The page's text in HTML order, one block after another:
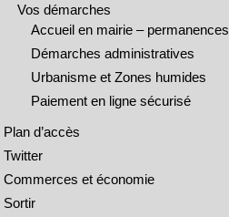
Vos démarches
Accueil en mairie – permanences
Démarches administratives
Urbanisme et Zones humides
Paiement en ligne sécurisé
Plan d’accès
Twitter
Commerces et économie
Sortir